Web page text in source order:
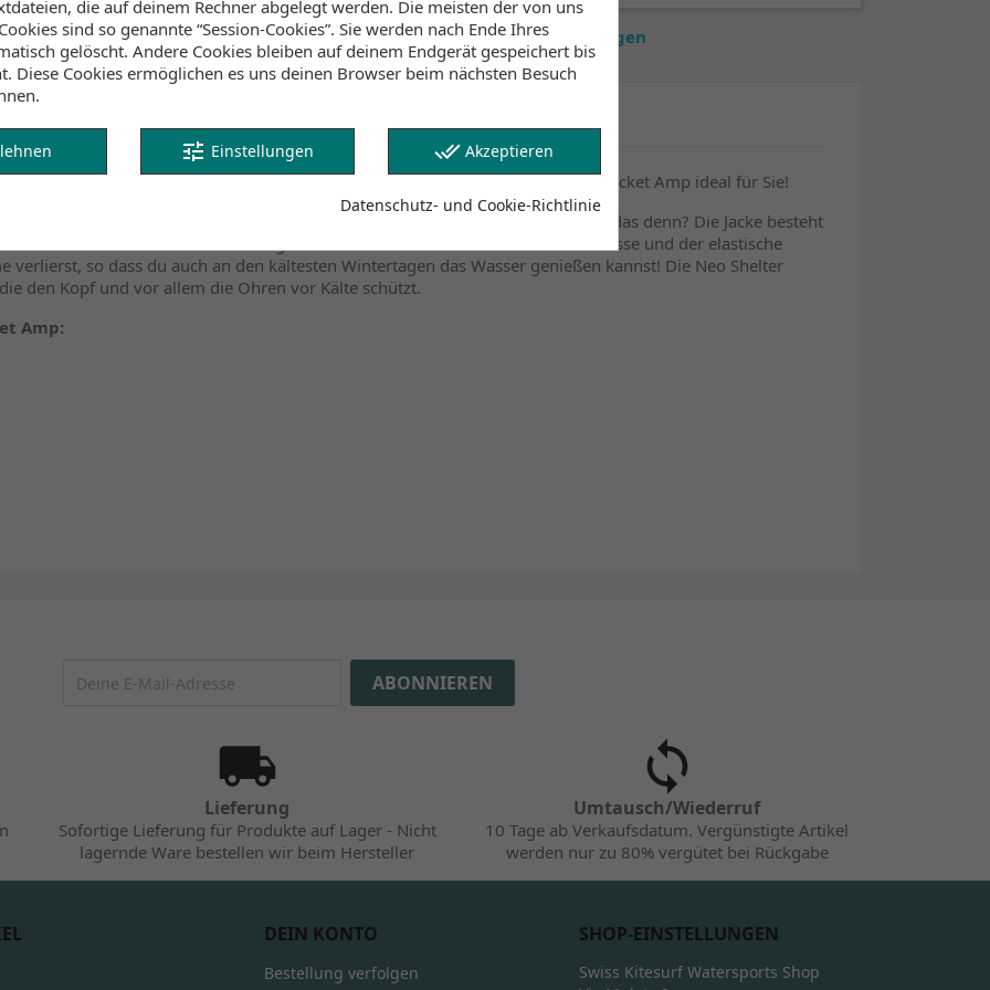
Klicke hier um die Lagerbestände anzuzeigen
Lagerbestand
wollen, ohne vom kalten Wind belästigt zu werden, ist die ION Neo Shelter Jacket Amp ideal für Sie!
für den Trapezhaken kannst du sie auch auf dem Wasser tragen. Wie chillig ist das denn? Die Jacke besteht
und wasserdichten Beschichtung versehen ist. Die verstellbaren Armabschlüsse und der elastische
verlierst, so dass du auch an den kältesten Wintertagen das Wasser genießen kannst! Die Neo Shelter
den Kopf und vor allem die Ohren vor Kälte schützt.
Amp:
Lieferung
Sofortige Lieferung für Produkte auf Lager - Nicht
lagernde Ware bestellen wir beim Hersteller
Umtausch/Wiederruf
10 Tage ab Verkaufsdatum. Vergünstigte Artikel
werden nur zu 80% vergütet bei Rückgabe
DEIN KONTO
Bestellung verfolgen
SHOP-EINSTELLUNGEN
Swiss Kitesurf Watersports Shop
die auf deinem Rechner abgelegt werden. Die meisten der von uns
sind so genannte “Session-Cookies”. Sie werden nach Ende Ihres
gelöscht. Andere Cookies bleiben auf deinem Endgerät gespeichert bis
Diese Cookies ermöglichen es uns deinen Browser beim nächsten Besuch
tune Einstellungen done_all Akzeptieren
Datenschutz- und Cookie-Richtlinie